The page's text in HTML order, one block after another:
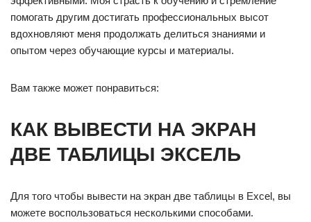
помогать другим достигать профессиональных высот
вдохновляют меня продолжать делиться знаниями и
опытом через обучающие курсы и материалы.
Вам также может понравиться:
КАК ВЫВЕСТИ НА ЭКРАН
ДВЕ ТАБЛИЦЫ ЭКСЕЛЬ
Для того чтобы вывести на экран две таблицы в Excel, вы
можете воспользоваться несколькими способами.